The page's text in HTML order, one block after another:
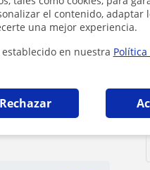
el contenido, adaptar
una mejor experiencia.
establecido en nuestra Política
Rechazar